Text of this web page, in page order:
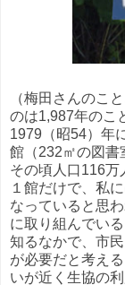
（梅田さんのこ
のは1,987年のこ
1979（昭54）年
館（232㎡の図書
その頃人口116万
１館だけで、私
なっていると思
に取り組んでい
知るなかで、市
が必要だと考え
いが近く生協の